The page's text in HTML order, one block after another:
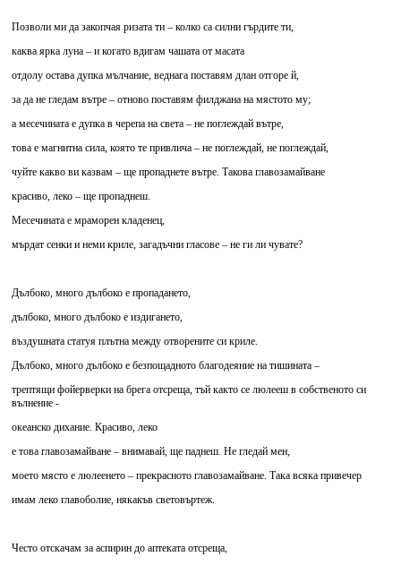
Позволи ми да закопчая ризата ти – колко са силни гърдите ти,
каква ярка луна – и когато вдигам чашата от масата
отдолу остава дупка мълчание, веднага поставям длан отгоре й,
за да не гледам вътре – отново поставям филджана на мястото му;
а месечината е дупка в черепа на света – не поглеждай вътре,
това е магнитна сила, която те привлича – не поглеждай, не поглеждай,
чуйте какво ви казвам – ще пропаднете вътре. Такова главозамайване
красиво, леко – ще пропаднеш.
Месечината е мраморен кладенец,
мърдат сенки и неми криле, загадъчни гласове – не ги ли чувате?
Дълбоко, много дълбоко е пропадането,
дълбоко, много дълбоко е издигането,
въздушната статуя плътна между отворените си криле.
Дълбоко, много дълбоко е безпощадното благодеяние на тишината –
трептящи фойерверки на брега отсреща, тъй както се люлееш в собственото си
вълнение -
океанско дихание. Красиво, леко
е това главозамайване – внимавай, ще паднеш. Не гледай мен,
моето място е люлеенето – прекрасното главозамайване. Така всяка привечер
имам леко главоболие, някакъв световъртеж.
Често отскачам за аспирин до аптеката отсреща,